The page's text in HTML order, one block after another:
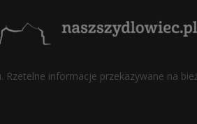
informacje przekazywane na